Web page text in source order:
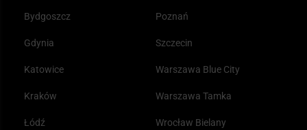
Bydgoszcz
Gdynia
Katowice
Kraków
Łódź
Poznań
Szczecin
Warszawa Blue City
Warszawa Tamka
Wrocław Bielany